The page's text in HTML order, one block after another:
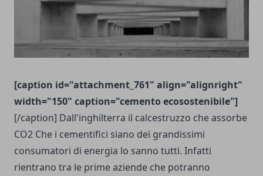
[caption id="attachment_761" align="alignright"
width="150" caption="cemento ecosostenibile"]
[/caption] Dall'inghilterra il calcestruzzo che assorbe
CO2 Che i cementifici siano dei grandissimi
consumatori di energia lo sanno tutti. Infatti
rientrano tra le prime aziende che potranno